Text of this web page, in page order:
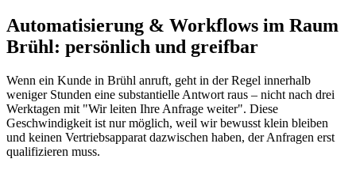
Automatisierung & Workflows im Raum
Brühl: persönlich und greifbar
Wenn ein Kunde in Brühl anruft, geht in der Regel innerhalb
weniger Stunden eine substantielle Antwort raus – nicht nach drei
Werktagen mit "Wir leiten Ihre Anfrage weiter". Diese
Geschwindigkeit ist nur möglich, weil wir bewusst klein bleiben
und keinen Vertriebsapparat dazwischen haben, der Anfragen erst
qualifizieren muss.